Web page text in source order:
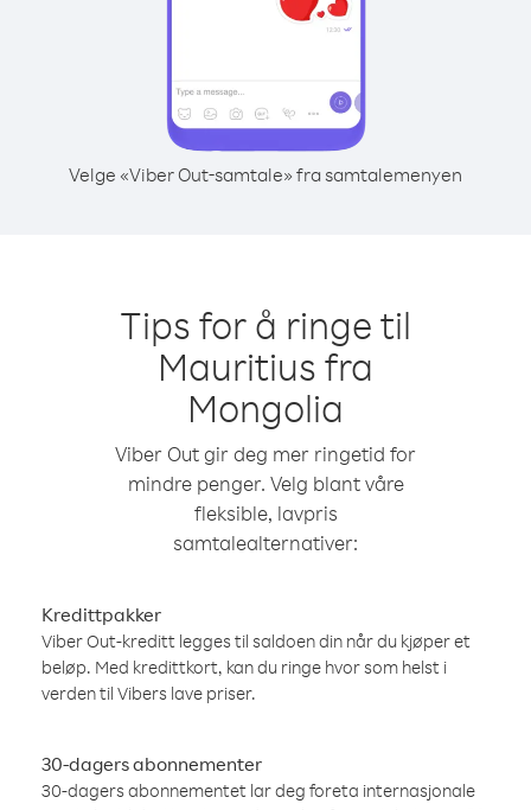
Velge «Viber Out-samtale» fra samtalemenyen
Tips for å ringe til
Mauritius fra
Mongolia
Viber Out gir deg mer ringetid for
mindre penger. Velg blant våre
fleksible, lavpris
samtalealternativer:
Kredittpakker
Viber Out-kreditt legges til saldoen din når du kjøper et
beløp. Med kredittkort, kan du ringe hvor som helst i
verden til Vibers lave priser.
30-dagers abonnementer
30-dagers abonnementet lar deg foreta internasjonale